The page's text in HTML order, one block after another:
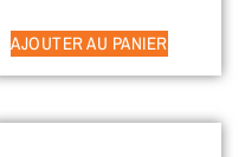
AJOUTER AU PANIER